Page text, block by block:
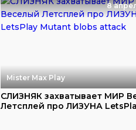
8
Mister Max Play
СЛИЗНЯК захватывает МИР
Летсплей про ЛИЗУНА